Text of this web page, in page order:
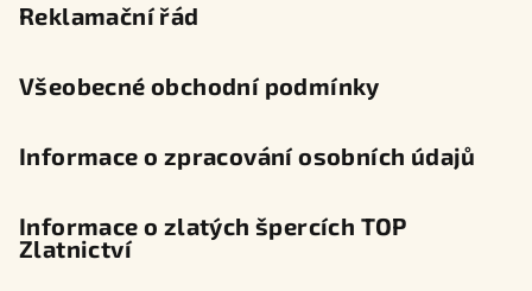
Reklamační řád
Všeobecné obchodní podmínky
Informace o zpracování osobních údajů
Informace o zlatých špercích TOP
Zlatnictví